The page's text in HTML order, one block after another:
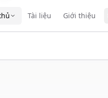
Tài liệu Giới thiệu